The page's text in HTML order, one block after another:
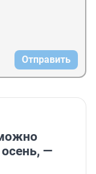
Отправить
осень, —